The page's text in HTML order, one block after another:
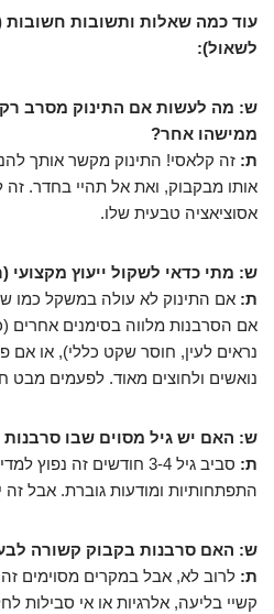
עוד כמה שאלות ותשובות חשובות
לשאול):
ש: מה לעשות אם התינוק מסרב
ממישהו אחר?
ת: זה קלאסי! התינוק מקשר אותך
אותו מבקבוק, ואת אל תהיי בחדר. זה
אסוציאציה טבעית שלו.
ש: מתי כדאי לשקול ייעוץ מקצועי
ת: אם התינוק לא עולה במשקל כמו
אם הסרבנות מלווה בסימנים אחרים
נראים לעין, חוסר שקט כללי), או אם
נואשים ולחוצים מאוד. לפעמים מבט
ש: האם יש גיל מסוים שבו סרבנות
ת:
סביב גיל 3-4 חודשים זה
התפתחותיות ומודעות גוברת. אבל זה
ש: האם סרבנות בקבוק קשורה
ת: לרוב לא, אבל במקרים מסוימים זה
קשיי בליעה, אלרגיות או אי סבילות